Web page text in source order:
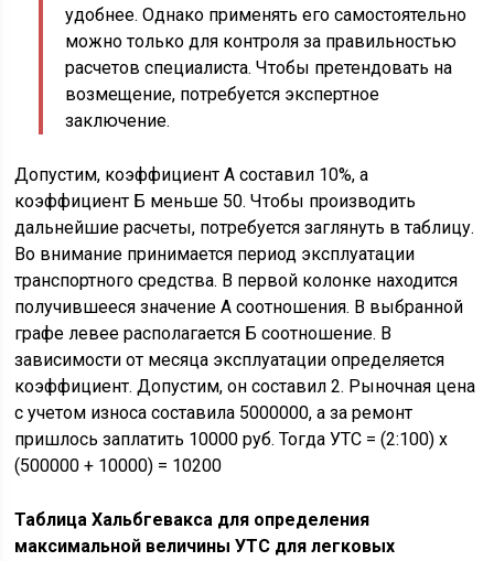
удобнее. Однако применять его самостоятельно
можно только для контроля за правильностью
расчетов специалиста. Чтобы претендовать на
возмещение, потребуется экспертное
заключение.
Допустим, коэффициент А составил 10%, а
коэффициент Б меньше 50. Чтобы производить
дальнейшие расчеты, потребуется заглянуть в таблицу.
Во внимание принимается период эксплуатации
транспортного средства. В первой колонке находится
получившееся значение А соотношения. В выбранной
графе левее располагается Б соотношение. В
зависимости от месяца эксплуатации определяется
коэффициент. Допустим, он составил 2. Рыночная цена
с учетом износа составила 5000000, а за ремонт
пришлось заплатить 10000 руб. Тогда УТС = (2:100) х
(500000 + 10000) = 10200
Таблица Хальбгевакса для определения
максимальной величины УТС для легковых